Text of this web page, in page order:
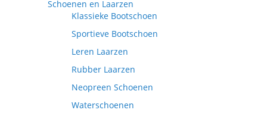
Schoenen en Laarzen
Klassieke Bootschoen
Sportieve Bootschoen
Leren Laarzen
Rubber Laarzen
Neopreen Schoenen
Waterschoenen